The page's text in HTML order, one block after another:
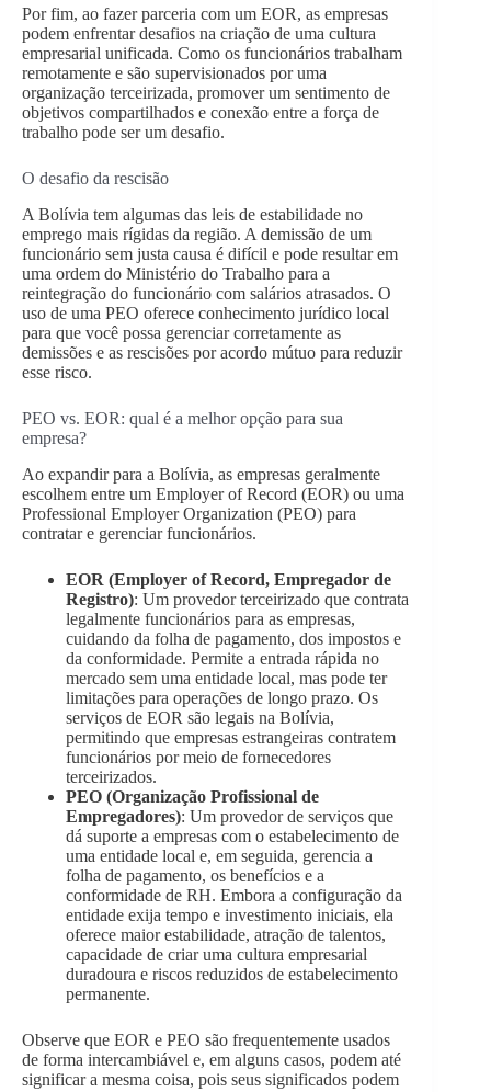
Por fim, ao fazer parceria com um EOR, as empresas
podem enfrentar desafios na criação de uma cultura
empresarial unificada. Como os funcionários trabalham
remotamente e são supervisionados por uma
organização terceirizada, promover um sentimento de
objetivos compartilhados e conexão entre a força de
trabalho pode ser um desafio.
O desafio da rescisão
A Bolívia tem algumas das leis de estabilidade no
emprego mais rígidas da região. A demissão de um
funcionário sem justa causa é difícil e pode resultar em
uma ordem do Ministério do Trabalho para a
reintegração do funcionário com salários atrasados. O
uso de uma PEO oferece conhecimento jurídico local
para que você possa gerenciar corretamente as
demissões e as rescisões por acordo mútuo para reduzir
esse risco.
PEO vs. EOR: qual é a melhor opção para sua
empresa?
Ao expandir para a Bolívia, as empresas geralmente
escolhem entre um Employer of Record (EOR) ou uma
Professional Employer Organization (PEO) para
contratar e gerenciar funcionários.
EOR (Employer of Record, Empregador de
Registro): Um provedor terceirizado que contrata
legalmente funcionários para as empresas,
cuidando da folha de pagamento, dos impostos e
da conformidade. Permite a entrada rápida no
mercado sem uma entidade local, mas pode ter
limitações para operações de longo prazo. Os
serviços de EOR são legais na Bolívia,
permitindo que empresas estrangeiras contratem
funcionários por meio de fornecedores
terceirizados.
PEO (Organização Profissional de
Empregadores): Um provedor de serviços que
dá suporte a empresas com o estabelecimento de
uma entidade local e, em seguida, gerencia a
folha de pagamento, os benefícios e a
conformidade de RH. Embora a configuração da
entidade exija tempo e investimento iniciais, ela
oferece maior estabilidade, atração de talentos,
capacidade de criar uma cultura empresarial
duradoura e riscos reduzidos de estabelecimento
permanente.
Observe que EOR e PEO são frequentemente usados
de forma intercambiável e, em alguns casos, podem até
significar a mesma coisa, pois seus significados podem